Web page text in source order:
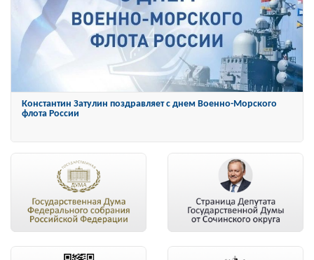
Константин Затулин награжден Орденом «За заслуги перед
Отечеством» IV степени